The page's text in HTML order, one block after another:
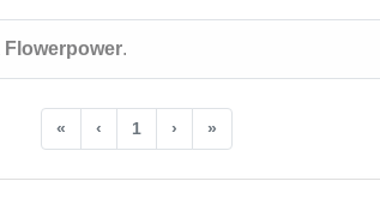
Flowerpower.
« ‹ 1 › »